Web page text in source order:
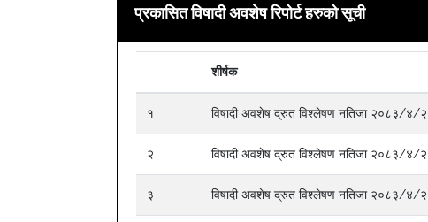
प्रकासित विषादी अवशेष रिपोर्ट हरुको सूची
शीर्षक
१ विषादी अवशेष द्रुत विश्लेषण नतिजा २०८३/४/
२ विषादी अवशेष द्रुत विश्लेषण नतिजा २०८३/४/
३ विषादी अवशेष द्रुत विश्लेषण नतिजा २०८३/४/